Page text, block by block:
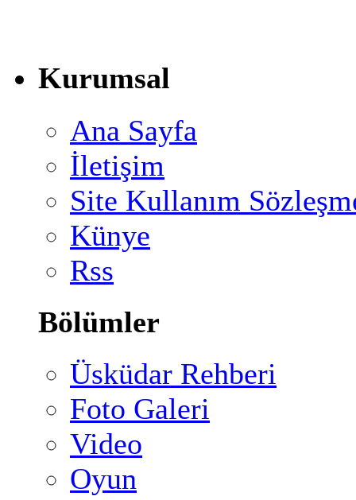
Kurumsal
Ana Sayfa
İletişim
Site Kullanım
Künye
Rss
Bölümler
Üsküdar Rehberi
Foto Galeri
Video
Oyun